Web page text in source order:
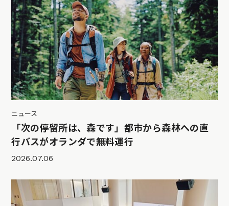
ニュース
「次の停留所は、森です」都市から森林への直
行バスがオランダで無料運行
2026.07.06